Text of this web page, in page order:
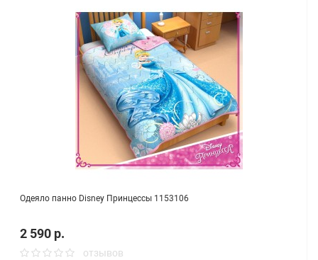
Одеяло панно Disney Принцессы 1153106
2 590 р.
отзывов